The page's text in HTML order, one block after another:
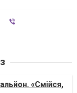
«Смійся,